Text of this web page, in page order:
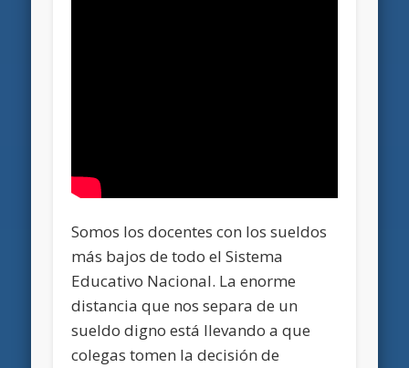
Somos los docentes con los sueldos
más bajos de todo el Sistema
Educativo Nacional. La enorme
distancia que nos separa de un
sueldo digno está llevando a que
colegas tomen la decisión de